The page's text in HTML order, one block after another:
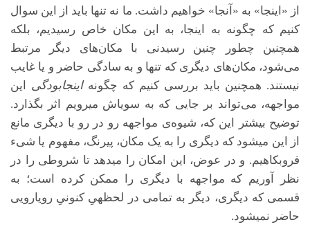
از «اینجا» به «آنجا» خواهیم داشت. ما نه تنها باید از این سوال
کنیم که چگونه به اینجا، به این مکان خاص رسیدیم، بلکه
همچنین چطور چنین رسیدنی با مکان‌های دیگر مرتبط
می‌شود، مکان‌های دیگری که تنها و به سادگی حاضر و یا غایب
نیستند. همچنین باید بررسی کنیم که چگونه اینجابودگی
این
مواجهه، می‌تواند بر جایی که به سوی­اش می­رویم اثر بگذارد.
توضیح بیش­تر این که، شیوه‌ی مواجهه رو در رو با دیگری مانع
از این می­شود که دیگری را به یک مکان، پیرنگ، مفهوم یا شیء
فروبکاهیم. و در عوض، این امکان را می­دهد تا شروطی را در
نظر آوریم که مواجهه با دیگری را ممکن کرده است؛ به
قسمی که دیگری، دیگر به تمامی در لحظه­یِ کنونیِ رویارویی
حاضر نمی­شود.